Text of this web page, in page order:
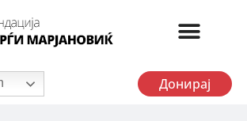
Донирај